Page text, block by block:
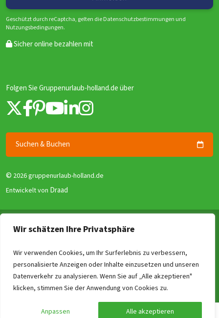
Wir schätzen Ihre Privatsphäre
Wir verwenden Cookies, um Ihr Surferlebnis zu verbessern,
personalisierte Anzeigen oder Inhalte einzusetzen und unseren
Datenverkehr zu analysieren. Wenn Sie auf „Alle akzeptieren"
klicken, stimmen Sie der Anwendung von Cookies zu.
Anpassen Alle akzeptieren
Geschützt durch reCaptcha, gelten die Datenschutzbestimmungen und
Nutzungsbedingungen.
Sicher online bezahlen mit
Folgen Sie Gruppenurlaub-holland.de über
Suchen & Buchen
© 2026 gruppenurlaub-holland.de
Entwickelt von Draad
Garantie für Gruppenunterkünfte (GGG)
Disclaimer
Reviewrichtlinien
Löschen Vergleichen